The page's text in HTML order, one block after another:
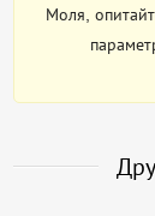
Моля,